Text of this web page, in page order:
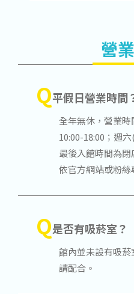
營
Q平假日營業時間
全年無休，營業
10:00-18:00；週
最後入館時間為
依官方網站或粉絲
Q是否有吸菸室？
館內並未設有吸
請配合。